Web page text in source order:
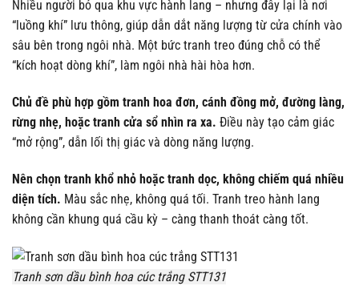
Nhiều người bỏ qua khu vực hành lang – nhưng đây lại là nơi
“luồng khí” lưu thông, giúp dẫn dắt năng lượng từ cửa chính vào
sâu bên trong ngôi nhà. Một bức tranh treo đúng chỗ có thể
“kích hoạt dòng khí”, làm ngôi nhà hài hòa hơn.
Chủ đề phù hợp gồm tranh hoa đơn, cánh đồng mở, đường làng,
rừng nhẹ, hoặc tranh cửa sổ nhìn ra xa. Điều này tạo cảm giác
“mở rộng”, dẫn lối thị giác và dòng năng lượng.
Nên chọn tranh khổ nhỏ hoặc tranh dọc, không chiếm quá nhiều
diện tích. Màu sắc nhẹ, không quá tối. Tranh treo hành lang
không cần khung quá cầu kỳ – càng thanh thoát càng tốt.
Tranh sơn dầu bình hoa cúc trắng STT131